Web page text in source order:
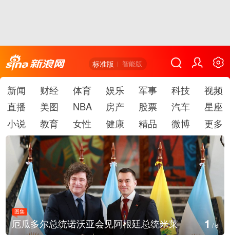
标准版 智能版
新闻 财经 体育 娱乐 军事 科技
视频
直播
美图 NBA 房产 股票 汽车
星座
小说
教育 女性 健康 精品 微博 更多
图集
美国斯波坎：野火烧毁700多所房屋 2/6